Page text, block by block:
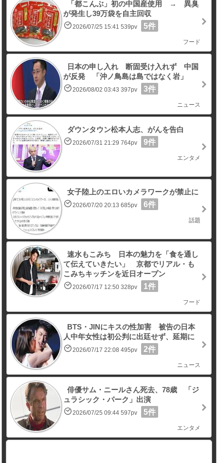
「都こんぶ」初の中国産使用 → 異臭
が発生し39万袋を自主回収
2026/07/25 15:41 539pv 5件
フード
日本の申し入れ 断固受け入れず 中国
が反発 「沖ノ鳥島は島ではなく岩」
2026/08/02 03:43 397pv 3件
ニュース
ダウンタウン松本人志、がんを告白
2026/07/31 21:29 764pv 9件
エンタメ
女子陸上のエロいカメラワークが禁止に
2026/07/20 20:13 685pv 6件
話題
速水もこみち 日本の魅力を「食を通し
て伝えていきたい」 京都でリアル・も
こみちキッチンを近日オープン
2026/07/17 12:50 328pv 1件
フード
BTS・JINにキスの性加害 被告の日本
人中年女性は初公判に出廷せず、延期に
2026/07/17 22:08 495pv 2件
ニュース
俳優サム・ニールさん死去、78歳 「ジ
ュラシック・パーク」出演
2026/07/25 09:44 597pv 5件
エンタメ